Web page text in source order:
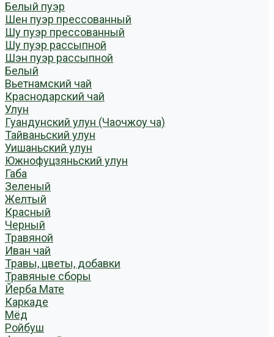
Белый пуэр
Шен пуэр прессованный
Шу пуэр прессованный
Шу пуэр рассыпной
Шэн пуэр рассыпной
Белый
Вьетнамский чай
Краснодарский чай
Улун
Гуандунский улун (Чаочжоу ча)
Тайваньский улун
Уишаньский улун
Южнофуцзяньский улун
Габа
Зеленый
Желтый
Красный
Черный
Травяной
Иван чай
Травы, цветы, добавки
Травяные сборы
Йерба Мате
Каркаде
Мёд
Ройбуш